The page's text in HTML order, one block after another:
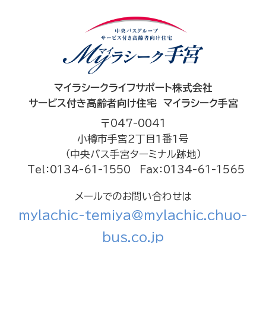
マイラシークライフサポート株式会社
サービス付き高齢者向け住宅 マイラシーク手宮
〒047-0041
小樽市手宮２丁目１番１号
（中央バス手宮ターミナル跡地）
Tel：0134-61-1550
Fax：0134-61-1565
メールでのお問い合わせは
mylachic-temiya@mylachic.chuo-
bus.co.jp